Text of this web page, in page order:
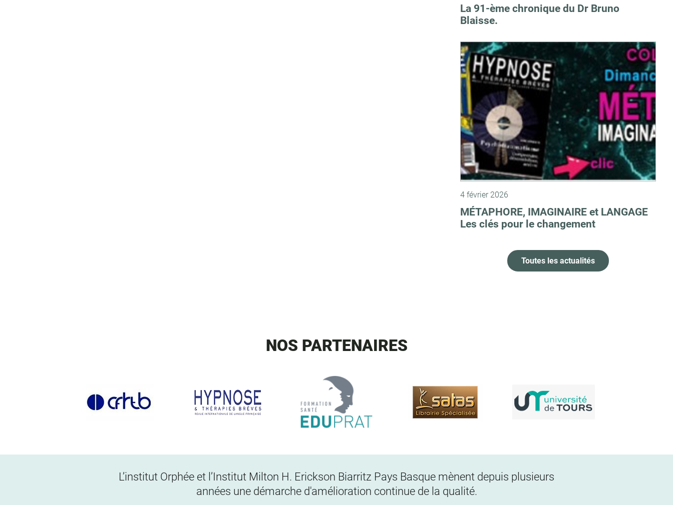
La 91-ème chronique du Dr Bruno
Blaisse.
4 février 2026
MÉTAPHORE, IMAGINAIRE et LANGAGE
Les clés pour le changement
Toutes les actualités
NOS PARTENAIRES
L’institut Orphée et l’Institut Milton H. Erickson Biarritz Pays Basque mènent depuis plusieurs
années une démarche d'amélioration continue de la qualité.